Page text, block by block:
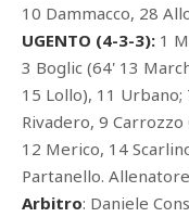
10 Dammacco, 28
UGENTO (4-3-3): 1
3 Boglic (64' 13
15 Lollo), 11 Urbano;
Rivadero, 9
12 Merico, 14
Partanello.
Arbitro: Daniele